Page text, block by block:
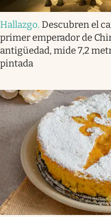
Hallazgo. Descubren el
primer emperador de
antigüedad, mide 7,2
pintada